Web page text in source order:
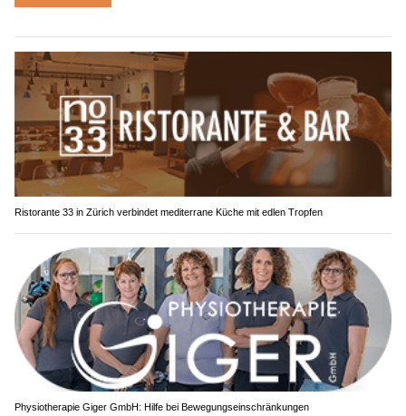
Ristorante 33 in Zürich verbindet mediterrane Küche mit edlen Tropfen
Physiotherapie Giger GmbH: Hilfe bei Bewegungseinschränkungen